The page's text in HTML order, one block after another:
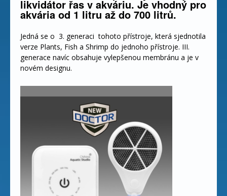
likvidátor řas v akváriu. Je vhodný pro
akvária od 1 litru až do 700 litrů.
Jedná se o 3. generaci tohoto přístroje, která sjednotila
verze Plants, Fish a Shrimp do jednoho přístroje. III.
generace navíc obsahuje vylepšenou membránu a je v
novém designu.